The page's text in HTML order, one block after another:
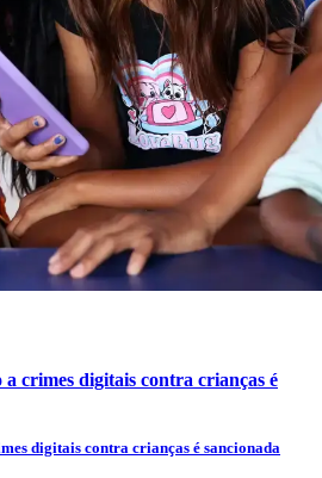
crimes digitais contra crianças é
digitais contra crianças é sancionada